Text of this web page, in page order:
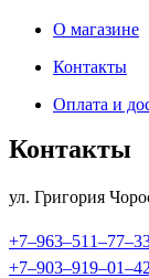
О магазине
Контакты
Оплата и
Контакты
ул. Григория
+7‒903‒919‒01‒42